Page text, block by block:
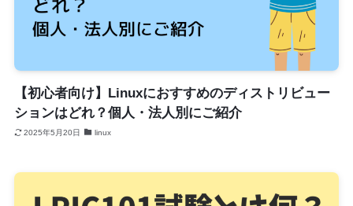
【初心者向け】Linuxにおすすめのディストリビュー
ションはどれ？個人・法人別にご紹介
2025年5月20日 linux